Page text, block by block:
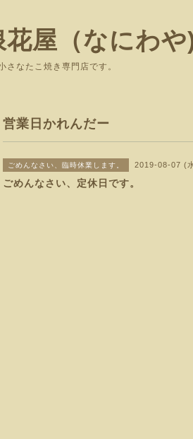
屋（なにわや
されて37年の小さ
営業日かれんだー
ごめんなさい、臨時休業します。 2019-08-07 (
ごめんなさい、定休日です。